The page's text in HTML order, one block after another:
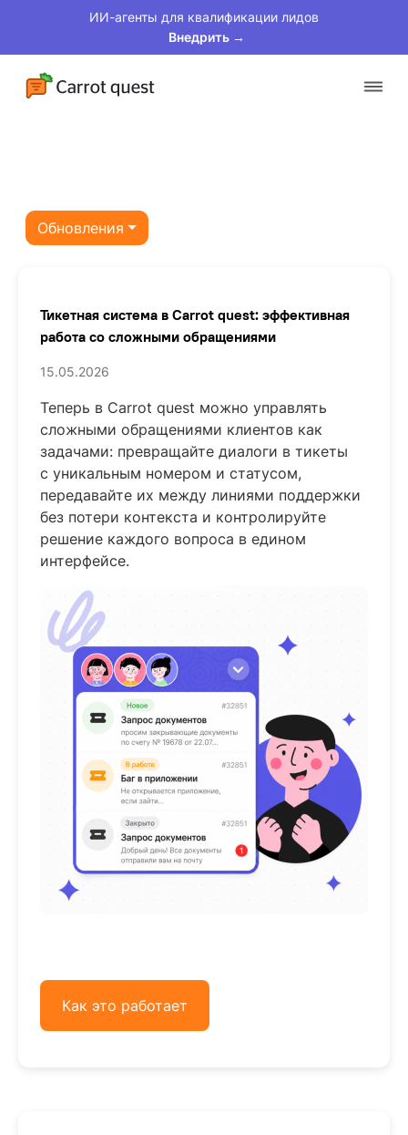
ИИ-агенты для квалификации лидов
Внедрить →
Клиенты
Материалы
Обновления
Тикетная система в Carrot quest: эффективная
работа со сложными обращениями
15.05.2026
Теперь в Carrot quest можно управлять
сложными обращениями клиентов как
задачами: превращайте диалоги в тикеты
с уникальным номером и статусом,
передавайте их между линиями поддержки
без потери контекста и контролируйте
решение каждого вопроса в едином
интерфейсе.
Как это работает